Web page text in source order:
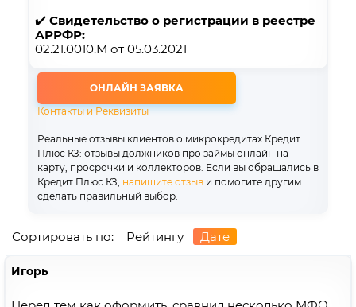
✔️ Свидетельство о регистрации в реестре
АРРФР:
02.21.0010.М от 05.03.2021
ОНЛАЙН ЗАЯВКА
Контакты и Реквизиты
Реальные отзывы клиентов о микрокредитах Кредит
Плюс КЗ: отзывы должников про займы онлайн на
карту, просрочки и коллекторов. Если вы обращались в
Кредит Плюс КЗ, напишите отзыв и помогите другим
сделать правильный выбор.
Сортировать по: Рейтингу Дате
Игорь